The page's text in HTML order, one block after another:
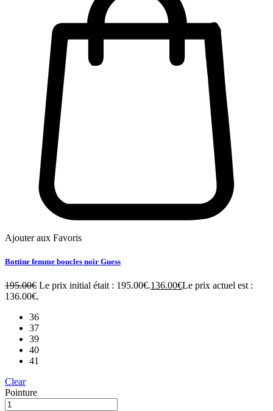
Ajouter aux Favoris
Bottine femme boucles noir Guess
195.00€ Le prix initial était : 195.00€.136.00€Le prix actuel est :
136.00€.
36
37
39
40
41
Clear
Pointure